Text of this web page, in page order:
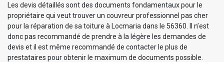
Les devis détaillés sont des documents fondamentaux pour le
propriétaire qui veut trouver un couvreur professionnel pas cher
pour la réparation de sa toiture à Locmaria dans le 56360. Il n’est
donc pas recommandé de prendre à la légère les demandes de
devis et il est même recommandé de contacter le plus de
prestataires pour obtenir le maximum de documents possible.